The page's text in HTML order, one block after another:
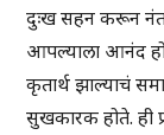
दुःख सहन करून
आपल्याला आनंद
कृतार्थ झाल्याचं
सुखकारक होते. ही